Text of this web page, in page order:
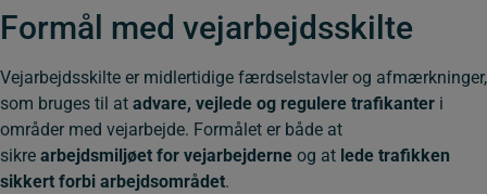
Formål med vejarbejdsskilte
Vejarbejdsskilte er midlertidige færdselstavler og afmærkninger,
som bruges til at advare, vejlede og regulere trafikanter i
områder med vejarbejde. Formålet er både at
sikre arbejdsmiljøet for vejarbejderne og at lede trafikken
sikkert forbi arbejdsområdet.